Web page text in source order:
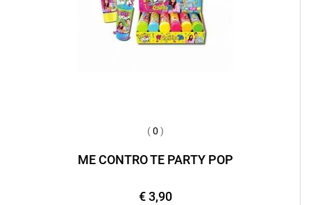
(0 )
ME CONTRO TE PARTY POP
€ 3,90